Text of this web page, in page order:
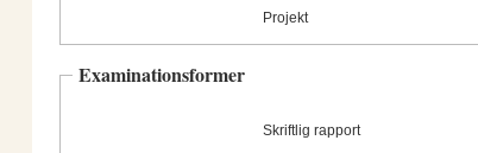
Projekt
Examinationsformer
Skriftlig rapport